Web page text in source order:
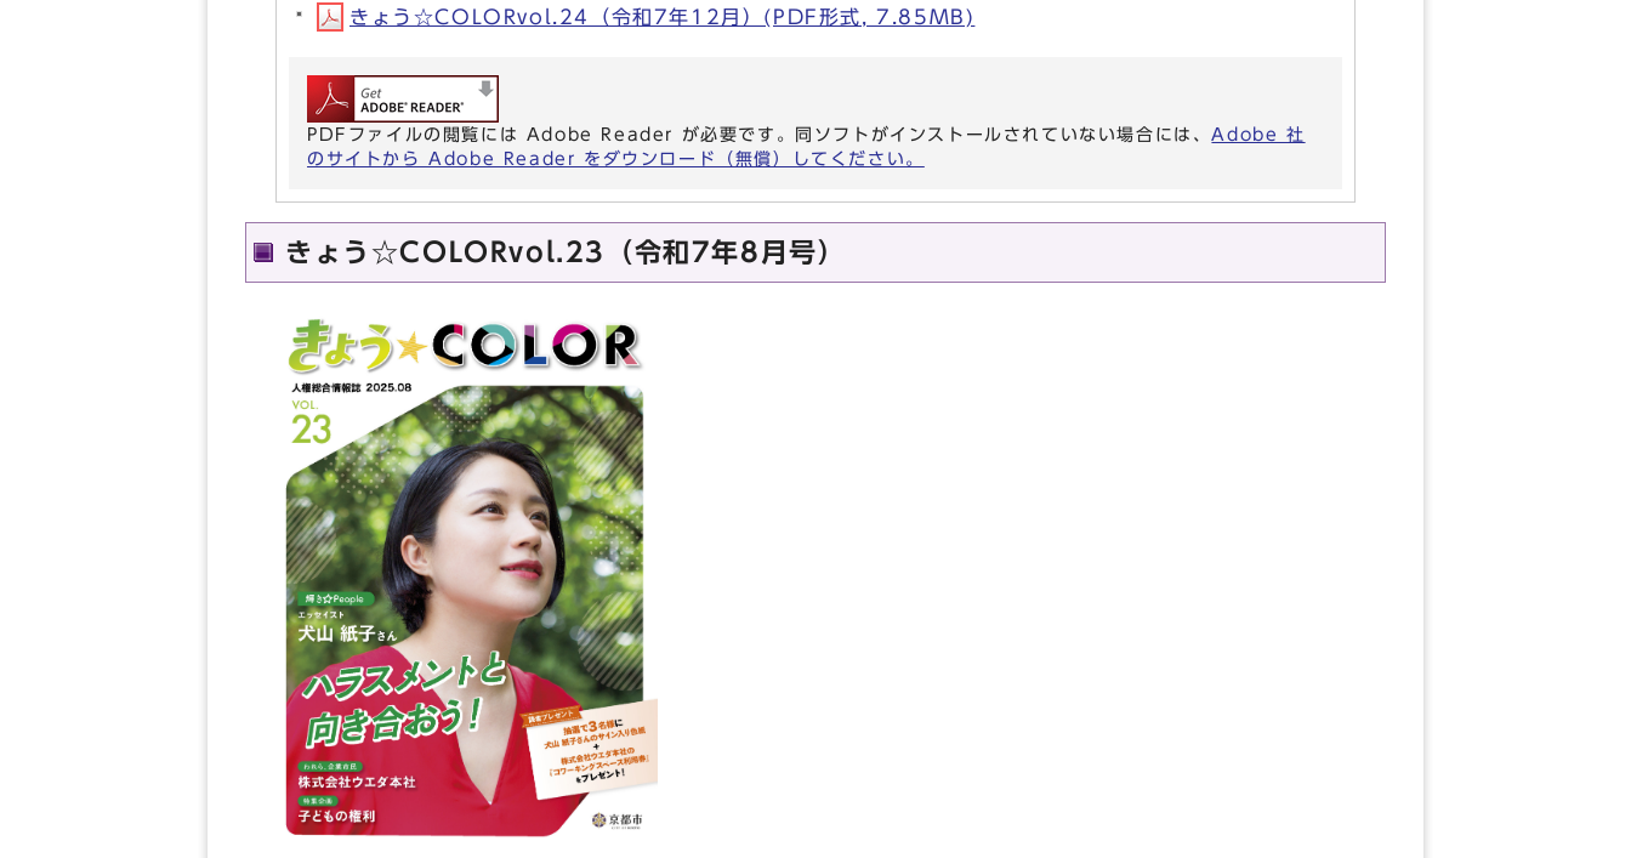
きょう☆COLORvol.24（令和7年12月）(PDF形式, 7.85MB)
PDFファイルの閲覧には Adobe Reader が必要です。同ソフトがインストールされていない場合には、Adobe 社
のサイトから Adobe Reader をダウンロード（無償）してください。
きょう☆COLORvol.23（令和7年8月号）